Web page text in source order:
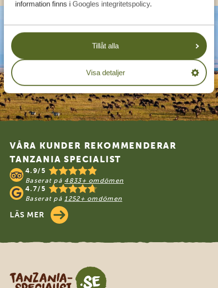
information finns i Googles integritetspolicy.
Tillåt alla
Visa detaljer
Footer
VÅRA KUNDER REKOMMENDERAR
TANZANIA SPECIALIST
4.9/5
Baserat på 4833+ omdömen
4.7/5
Baserat på 1252+ omdömen
LÄS MER
Tanzania Specialist